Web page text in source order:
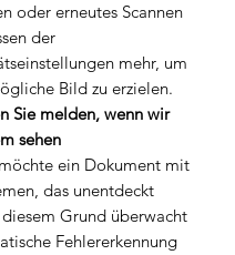
oder erneutes Scannen
der
mehr, um
Bild zu erzielen.
Sie melden, wenn wir
sehen
ein Dokument mit
das unentdeckt
Grund überwacht
Fehlererkennung